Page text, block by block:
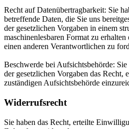
Recht auf Datenübertragbarkeit: Sie
betreffende Daten, die Sie uns
der gesetzlichen Vorgaben in einem
maschinenlesbaren Format zu
einen anderen Verantwortlichen zu
Beschwerde bei Aufsichtsbehörde:
der gesetzlichen Vorgaben das Recht,
zuständigen Aufsichtsbehörde
Widerrufsrecht
Sie haben das Recht, erteilte